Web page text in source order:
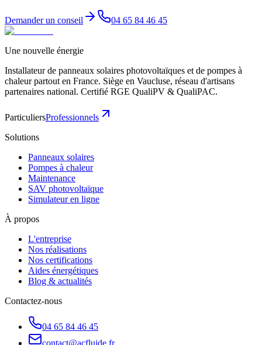
Demander un conseil 04 65 84 46 45
Une nouvelle énergie
Installateur de panneaux solaires photovoltaïques et de pompes à
chaleur partout en France. Siège en Vaucluse, réseau d'artisans
partenaires national. Certifié RGE QualiPV & QualiPAC.
ParticuliersProfessionnels
Solutions
Panneaux solaires
Pompes à chaleur
Maintenance
SAV photovoltaïque
Simulateur en ligne
À propos
L'entreprise
Nos réalisations
Nos certifications
Aides énergétiques
Blog & actualités
Contactez-nous
04 65 84 46 45
contact@acfluide.fr